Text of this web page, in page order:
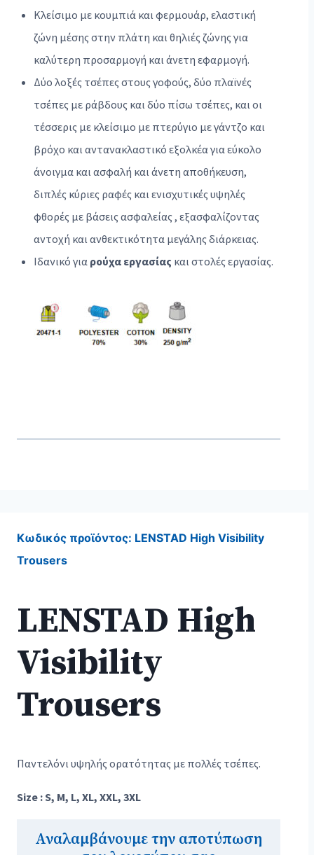
Κλείσιμο με κουμπιά και φερμουάρ, ελαστική
ζώνη μέσης στην πλάτη και θηλιές ζώνης για
καλύτερη προσαρμογή και άνετη εφαρμογή.
Δύο λοξές τσέπες στους γοφούς, δύο πλαϊνές
τσέπες με ράβδους και δύο πίσω τσέπες, και οι
τέσσερις με κλείσιμο με πτερύγιο με γάντζο και
βρόχο και αντανακλαστικό εξολκέα για εύκολο
άνοιγμα και ασφαλή και άνετη αποθήκευση,
διπλές κύριες ραφές και ενισχυτικές υψηλές
φθορές με βάσεις ασφαλείας , εξασφαλίζοντας
αντοχή και ανθεκτικότητα μεγάλης διάρκειας.
Ιδανικό για ρούχα εργασίας και στολές εργασίας.
Κωδικός προϊόντος: LENSTAD High Visibility
Trousers
LENSTAD High
Visibility
Trousers
Παντελόνι υψηλής ορατότητας με πολλές τσέπες.
Size : S, M, L, XL, XXL, 3XL
Αναλαμβάνουμε την αποτύπωση